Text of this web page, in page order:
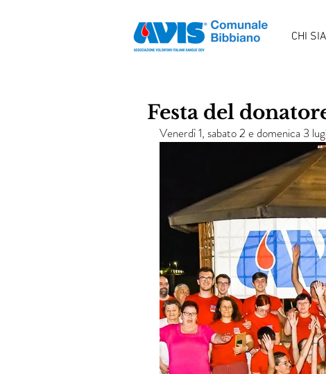
CHI
Festa del
Venerdì 1, sabato 2 e domenica 3